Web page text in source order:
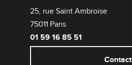
25, rue Saint Ambroise
75011 Paris
01 59 16 85 51
Contact